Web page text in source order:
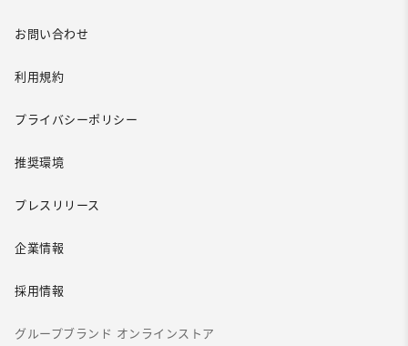
お問い合わせ
利用規約
プライバシーポリシー
推奨環境
プレスリリース
企業情報
採用情報
グループブランド オンラインストア